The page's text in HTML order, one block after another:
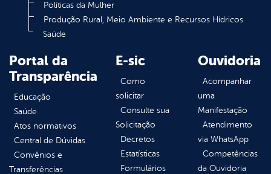
Políticas da Mulher
Produção Rural, Meio Ambiente e Recursos Hídricos
Saúde
Portal da
Transparência
Educação
Saúde
Atos normativos
Central de Dúvidas
Convênios e
Transferências
E-sic
Como
solicitar
Consulte sua
Solicitação
Decretos
Estatísticas
Formulários
Ouvidoria
Acompanhar
uma
Manifestação
Atendimento
via WhatsApp
Competências
da Ouvidoria